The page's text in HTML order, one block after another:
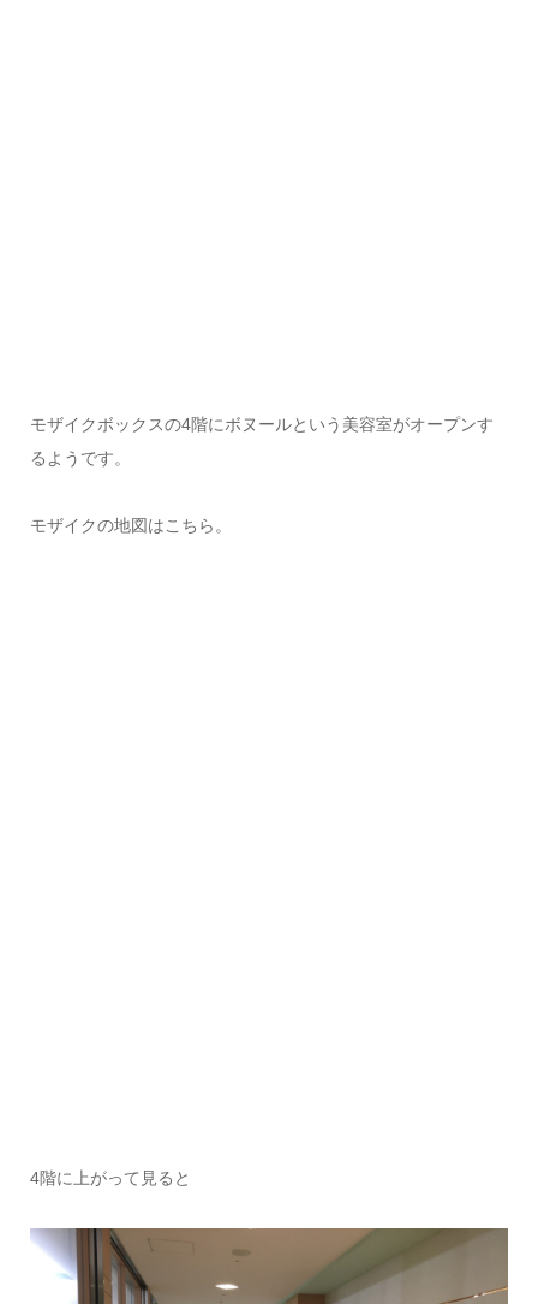
モザイクボックスの4階にボヌールという美容室がオープンす
るようです。
モザイクの地図はこちら。
4階に上がって見ると